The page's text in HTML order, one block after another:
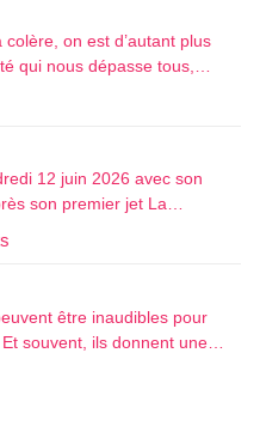
on est d’autant plus
qui nous dépasse tous,…
12 juin 2026 avec son
son premier jet La…
être inaudibles pour
souvent, ils donnent une…